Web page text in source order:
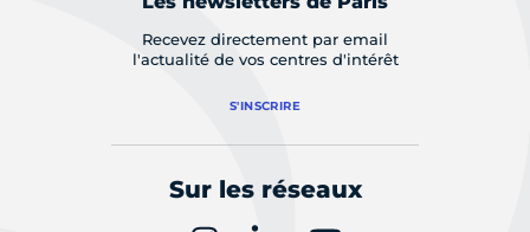
Recevez directement par email
l'actualité de vos centres d'intérêt
S'INSCRIRE
Sur les réseaux